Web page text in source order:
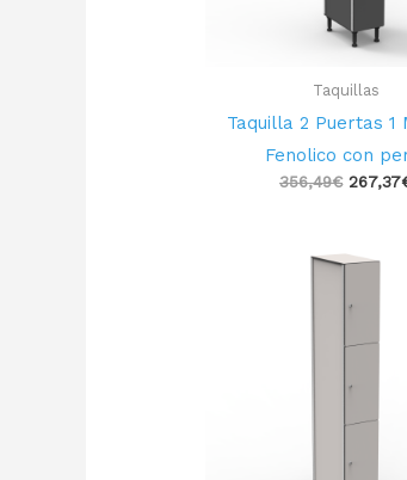
Taquillas
Taquilla 2 Puertas 1
Fenolico con
356,49€ 267,37
El
era: